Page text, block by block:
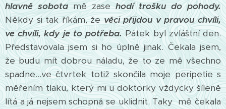
hlavně sobotamě zasehodí trošku do pohody.
Někdy si tak říkám, ževěci přijdou v pravou chvíli,
ve chvíli, kdy je to potřeba.Pátek byl zvláštní den.
Představovala jsem si ho úplně jinak. Čekala jsem,
že budu mít dobrou náladu, že to ze mě všechno
spadne...ve čtvrtek totiž skončila moje peripetie s
měřením tlaku, který mi u doktorky vždycky šíleně
lítá a já nejsem schopná se uklidnit. Taky mě čekala